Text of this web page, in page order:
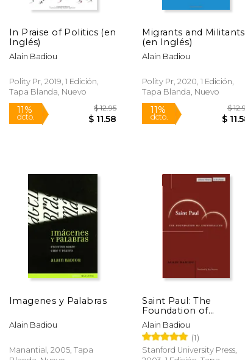
$ 23.13
11%
dcto. $ 17.84
15%
dcto.
$ 20.00
In Praise of Politics (en
Inglés)
Alain Badiou
Polity Pr, 2019, 1 Edición,
Tapa Blanda, Nuevo
$ 12.95
$ 11.58
Migrants and Militants
(en Inglés)
Alain Badiou
Polity Pr, 2020, 1 Edición,
Tapa Blanda, Nuevo
Imagenes y Palabras
Alain Badiou
Manantial, 2005, Tapa
Saint Paul: The
Foundation of
Universalism (Cultural
Memory in the
Present) (en Inglés)
Alain Badiou
(1)
Stanford University Press,